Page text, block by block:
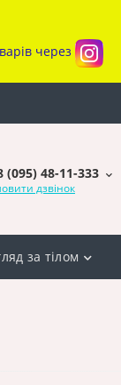
через
(095) 48-11-333
дзвінок
за тілом